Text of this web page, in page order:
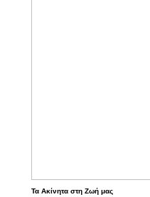
Τα Ακίνητα στη Ζωή μας